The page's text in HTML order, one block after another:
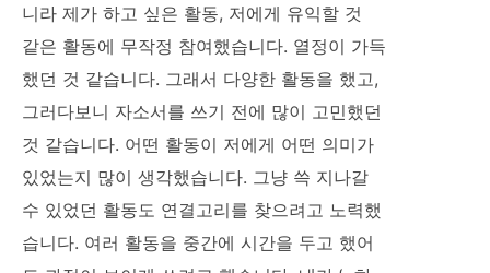
니라 제가 하고 싶은 활동, 저에게 유익할 것
같은 활동에 무작정 참여했습니다. 열정이 가득
했던 것 같습니다. 그래서 다양한 활동을 했고,
그러다보니 자소서를 쓰기 전에 많이 고민했던
것 같습니다. 어떤 활동이 저에게 어떤 의미가
있었는지 많이 생각했습니다. 그냥 쓱 지나갈
수 있었던 활동도 연결고리를 찾으려고 노력했
습니다. 여러 활동을 중간에 시간을 두고 했어